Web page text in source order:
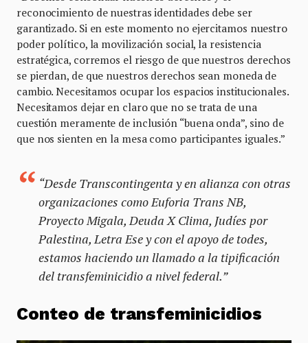
reconocimiento de nuestras identidades debe ser
garantizado. Si en este momento no ejercitamos nuestro
poder político, la movilización social, la resistencia
estratégica, corremos el riesgo de que nuestros derechos
se pierdan, de que nuestros derechos sean moneda de
cambio. Necesitamos ocupar los espacios institucionales.
Necesitamos dejar en claro que no se trata de una
cuestión meramente de inclusión “buena onda”, sino de
que nos sienten en la mesa como participantes iguales.”
“Desde Transcontingenta y en alianza con otras
organizaciones como Euforia Trans NB,
Proyecto Migala, Deuda X Clima, Judíes por
Palestina, Letra Ese y con el apoyo de todes,
estamos haciendo un llamado a la tipificación
del transfeminicidio a nivel federal.”
Conteo de transfeminicidios